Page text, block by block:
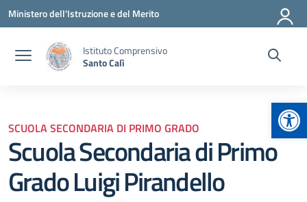
Vai ai contenuti
Vai al menu di navigazione
Vai al footer
Ministero dell'Istruzione e del Merito
Istituto Comprensivo
Santo Calì
SCUOLA SECONDARIA DI PRIMO GRADO
Scuola Secondaria di Primo
Grado Luigi Pirandello